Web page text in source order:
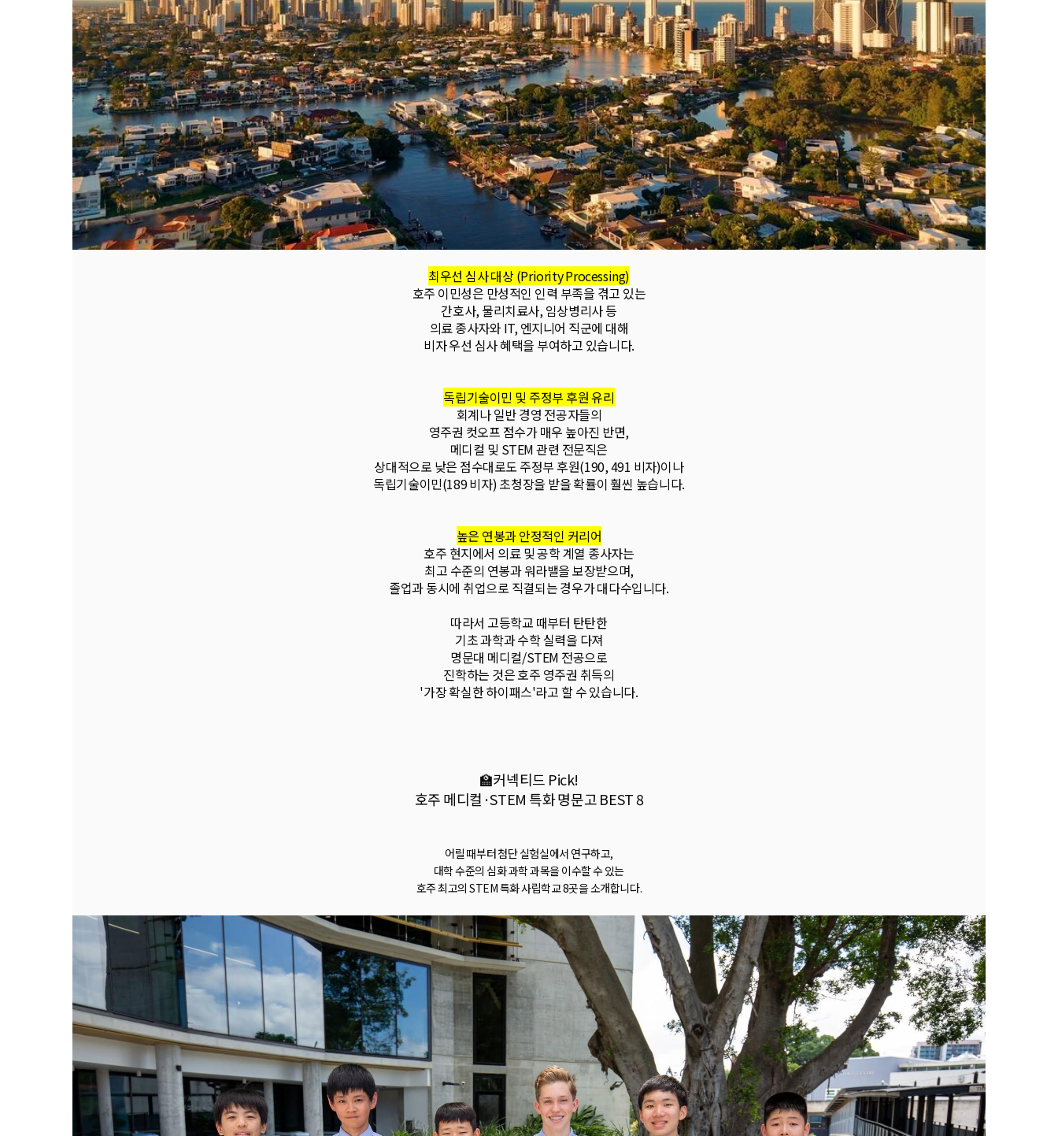
최우선 심사 대상 (Priority Processing)
호주 이민성은 만성적인 인력 부족을 겪고 있는
간호사, 물리치료사, 임상병리사 등
의료 종사자와 IT, 엔지니어 직군에 대해
비자 우선 심사 혜택을 부여하고 있습니다.
독립기술이민 및 주정부 후원 유리
회계나 일반 경영 전공자들의
영주권 컷오프 점수가 매우 높아진 반면,
메디컬 및 STEM 관련 전문직은
상대적으로 낮은 점수대로도 주정부 후원(190, 491 비자)이나
독립기술이민(189 비자) 초청장을 받을 확률이 훨씬 높습니다.
높은 연봉과 안정적인 커리어
호주 현지에서 의료 및 공학 계열 종사자는
최고 수준의 연봉과 워라밸을 보장받으며,
졸업과 동시에 취업으로 직결되는 경우가 대다수입니다.
따라서 고등학교 때부터 탄탄한
기초 과학과 수학 실력을 다져
명문대 메디컬/STEM 전공으로
진학하는 것은 호주 영주권 취득의
'가장 확실한 하이패스'라고 할 수 있습니다.
🏫커넥티드 Pick!
호주 메디컬·STEM 특화 명문고 BEST 8
어릴 때부터 첨단 실험실에서 연구하고,
대학 수준의 심화 과학 과목을 이수할 수 있는
호주 최고의 STEM 특화 사립학교 8곳을 소개합니다.